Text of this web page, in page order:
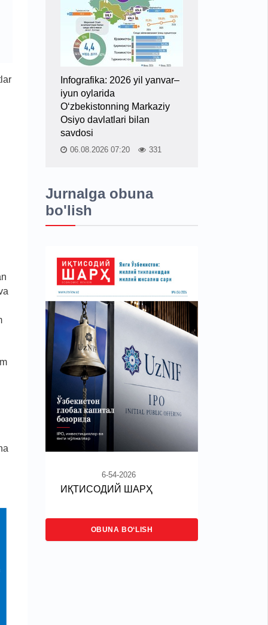
Infografika: 2026 yil yanvar–
iyun oylarida
O‘zbekistonning Markaziy
Osiyo davlatlari bilan
savdosi
06.08.2026 07:20 331
Jurnalga obuna
bo'lish
6-54-2026
ИҚТИСОДИЙ ШАРҲ
OBUNA BO‘LISH